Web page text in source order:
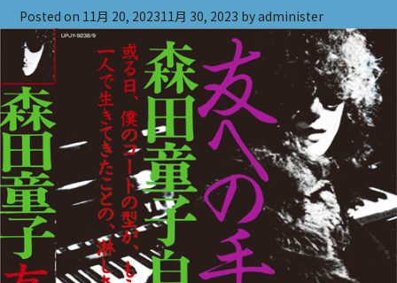
少
へ
の
Posted on 11月 20, 202311月 30, 2023 byadminister